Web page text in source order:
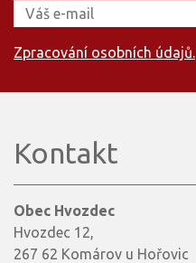
Zpracování osobních údajů.
Kontakt
Obec Hvozdec
Hvozdec 12,
267 62 Komárov u Hořovic